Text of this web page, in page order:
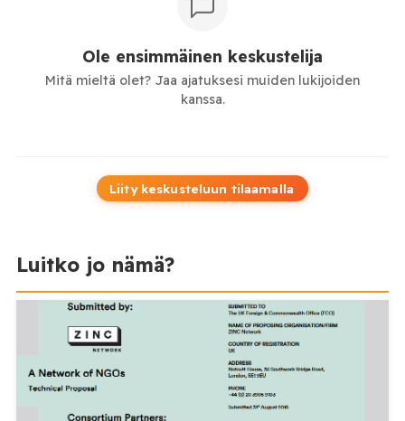
Ole ensimmäinen keskustelija
Mitä mieltä olet? Jaa ajatuksesi muiden lukijoiden
kanssa.
Liity keskusteluun tilaamalla
Luitko jo nämä?